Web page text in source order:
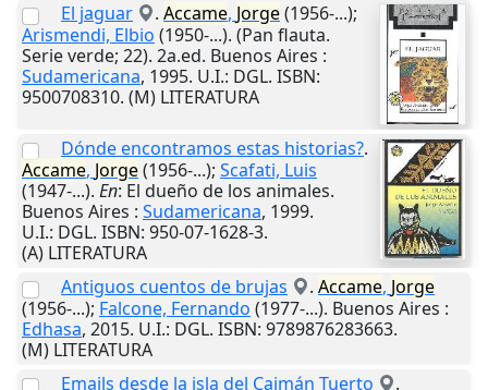
El jaguar . Accame, Jorge(1956-...);
Arismendi, Elbio (1950-...). (Pan flauta.
Serie verde; 22). 2a.ed. Buenos Aires :
Sudamericana, 1995. U.I.: DGL. ISBN:
9500708310. (M) LITERATURA
Dónde encontramos estas historias?.
Accame, Jorge(1956-...); Scafati, Luis
(1947-...). En: El dueño de los animales.
Buenos Aires : Sudamericana, 1999.
U.I.: DGL. ISBN: 950-07-1628-3.
(A) LITERATURA
Antiguos cuentos de brujas
. Accame, Jorge
(1956-...); Falcone, Fernando (1977-...). Buenos Aires :
Edhasa, 2015. U.I.: DGL. ISBN: 9789876283663.
(M) LITERATURA
Emails desde la isla del Caimán Tuerto
.